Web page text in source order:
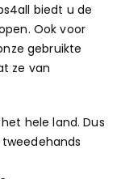
biedt u de
Ook voor
gebruikte
ze van
hele land. Dus